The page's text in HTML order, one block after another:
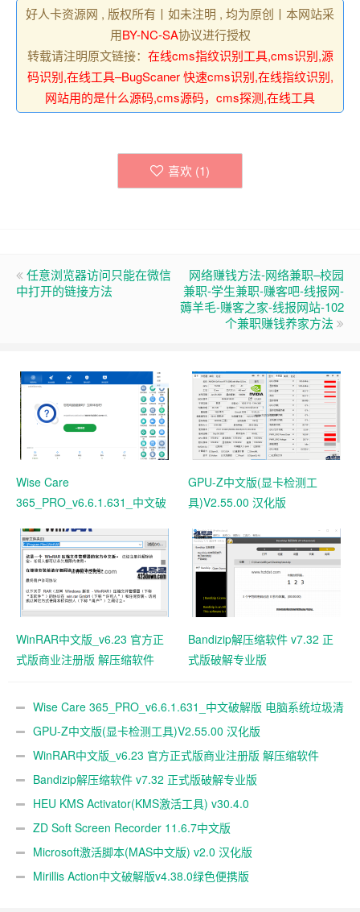
好人卡资源网 , 版权所有丨如未注明 , 均为原创丨本网站采
用BY-NC-SA协议进行授权
转载请注明原文链接： 在线cms指纹识别工具,cms识别,源
码识别,在线工具–BugScaner 快速cms识别,在线指纹识别,
网站用的是什么源码,cms源码，cms探测,在线工具
喜欢 (1)
任意浏览器访问只能在微信
中打开的链接方法
网络赚钱方法-网络兼职–校园
兼职-学生兼职-赚客吧-线报网-
薅羊毛-赚客之家-线报网站-102
个兼职赚钱养家方法
Wise Care
365_PRO_v6.6.1.631_中文破
GPU-Z中文版(显卡检测工
具)V2.55.00 汉化版
WinRAR中文版_v6.23 官方正
式版商业注册版 解压缩软件
Bandizip解压缩软件 v7.32 正
式版破解专业版
Wise Care 365_PRO_v6.6.1.631_中文破解版 电脑系统垃圾清
理软件GPU-Z中文版(显卡检测工具)V2.55.00 汉化版
WinRAR中文版_v6.23 官方正式版商业注册版 解压缩软件
Bandizip解压缩软件 v7.32 正式版破解专业版
HEU KMS Activator(KMS激活工具) v30.4.0
ZD Soft Screen Recorder 11.6.7中文版
Microsoft激活脚本(MAS中文版) v2.0 汉化版
Mirillis Action中文破解版v4.38.0绿色便携版